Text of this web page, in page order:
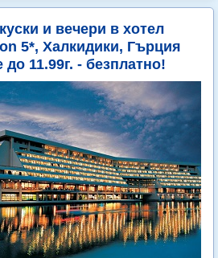
и вечери в хотел
5*, Халкидики, Гърция
11.99г. - безплатно!